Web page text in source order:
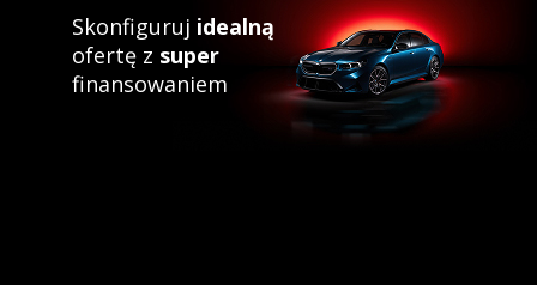
Skonfiguruj idealną
ofertę z super
finansowaniem